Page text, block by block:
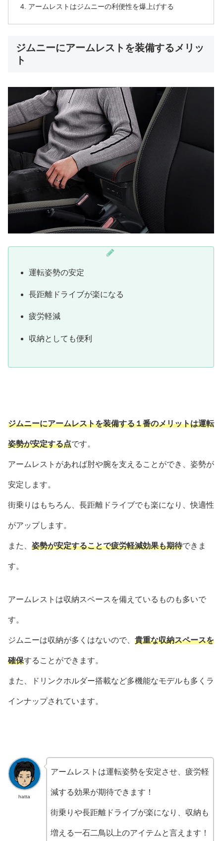
アームレストはジムニーの利便性を爆上げする
ジムニーにアームレストを装備するメリッ
ト
運転姿勢の安定
長距離ドライブが楽になる
疲労軽減
収納としても便利
ジムニーにアームレストを装備する１番のメリットは運転
姿勢が安定する点です。
アームレストがあれば肘や腕を支えることができ、姿勢が
安定します。
街乗りはもちろん、長距離ドライブでも楽になり、快適性
がアップします。
また、 姿勢が安定することで疲労軽減効果も期待できま
す。
アームレストは収納スペースを備えているものも多いで
す。
ジムニーは収納が多くはないので、 貴重な収納スペースを
確保することができます。
また、ドリンクホルダー搭載など多機能なモデルも多くラ
インナップされています。
hatta
アームレストは運転姿勢を安定させ、疲労軽
減する効果が期待できます！
街乗りや長距離ドライブが楽になり、収納も
増える一石二鳥以上のアイテムと言えます！